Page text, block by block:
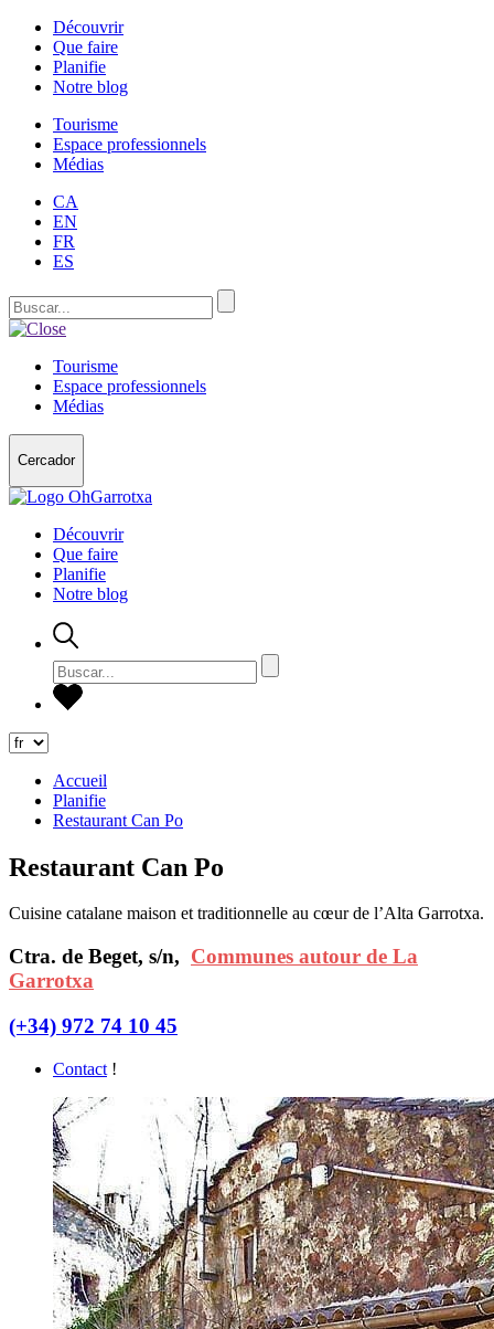
Découvrir
Que faire
Planifie
Notre blog
Tourisme
Espace professionnels
Médias
CA
EN
FR
ES
Tourisme
Espace professionnels
Médias
Cercador
Découvrir
Que faire
Planifie
Notre blog
Accueil
Planifie
Restaurant Can Po
Restaurant Can Po
Cuisine catalane maison et traditionnelle au cœur de l’Alta Garrotxa.
Ctra. de Beget, s/n, Communes autour de La
Garrotxa
(+34) 972 74 10 45
Contact !